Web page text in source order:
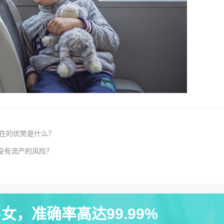
的优势是什么？
流产的风险？
，准确率高达99.99%